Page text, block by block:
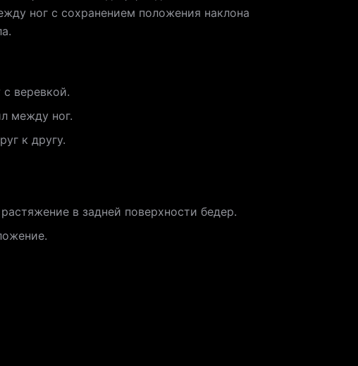
ног с сохранением положения наклона
веревкой.
между ног.
к другу.
в задней поверхности бедер.